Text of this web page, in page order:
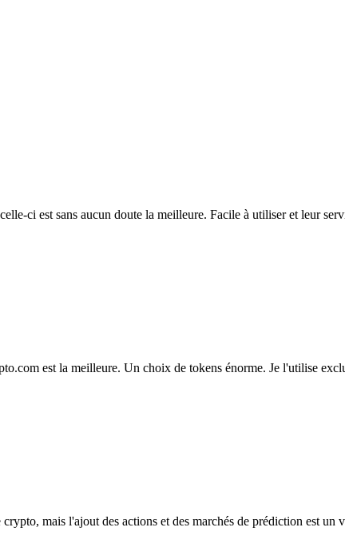
ci est sans aucun doute la meilleure. Facile à utiliser et leur
est la meilleure. Un choix de tokens énorme. Je l'utilise
mais l'ajout des actions et des marchés de prédiction est